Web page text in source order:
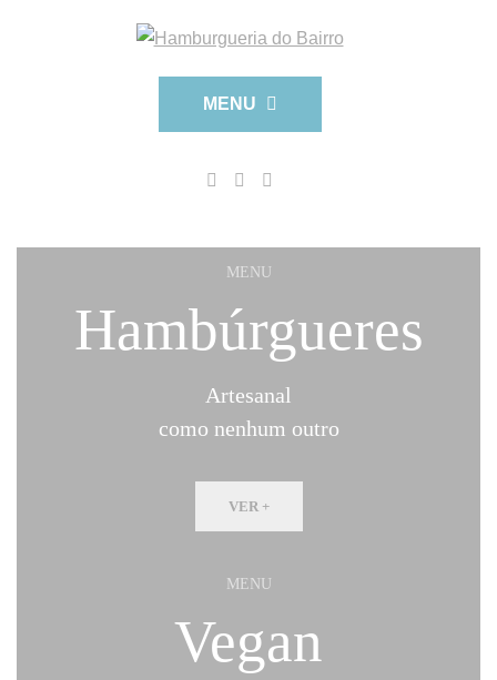
MENU
MENU
Hambúrgueres
Artesanal
como nenhum outro
VER +
MENU
Vegan